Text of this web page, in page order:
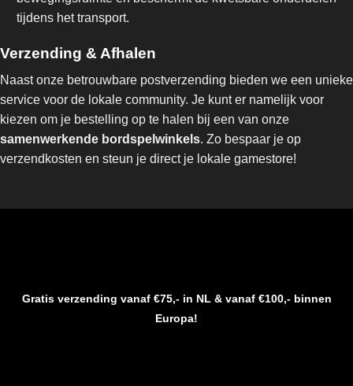
tijdens het transport.
Verzending & Afhalen
Naast onze betrouwbare postverzending bieden we een unieke
service voor de lokale community. Je kunt er namelijk voor
kiezen om je bestelling op te halen bij een van onze
samenwerkende bordspelwinkels. Zo bespaar je op
verzendkosten en steun je direct je lokale gamestore!
Gratis verzending vanaf €75,- in NL & vanaf €100,- binnen
Europa!